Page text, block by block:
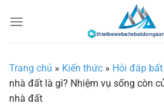
đến
Trang chủ » Kiến thức » Hỏi đáp
nhà đất là gì? Nhiệm vụ sống còn
nhà đất